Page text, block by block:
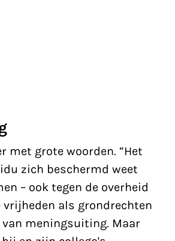
met grote woorden. “Het
zich beschermd weet
– ook tegen de overheid
als grondrechten
menings­uiting. Maar